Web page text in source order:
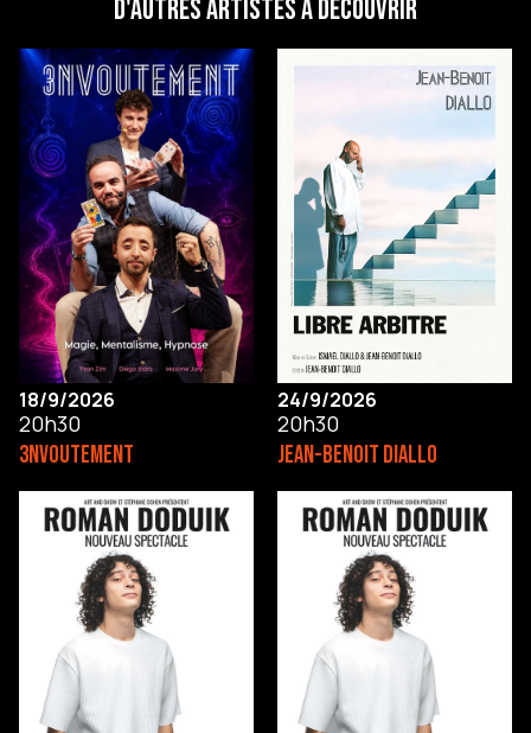
D'autres artistes à découvrir
18/9/2026
20h30
3NVOUTEMENT
24/9/2026
20h30
JEAN-BENOIT DIALLO